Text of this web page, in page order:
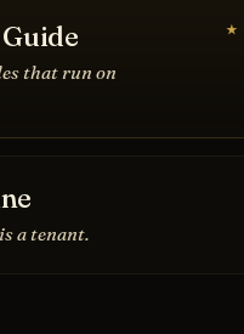
that run on
★
a tenant.